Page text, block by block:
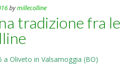
bymillecolline
tradizione fra le
a Oliveto in Valsamoggia (BO)